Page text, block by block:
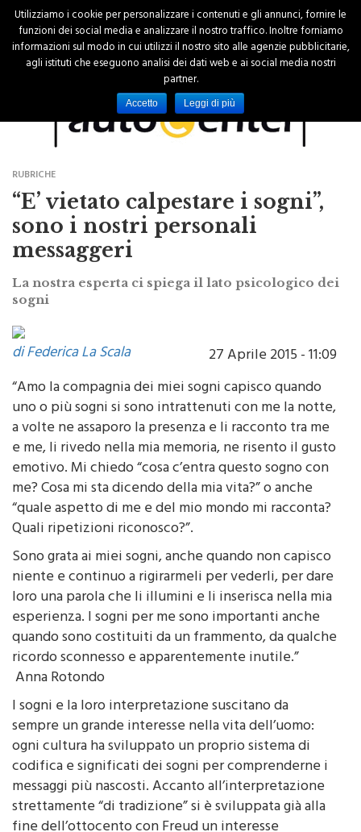
RUBRICHE
“E’ vietato calpestare i sogni”,
sono i nostri personali
messaggeri
La nostra esperta ci spiega il lato psicologico dei
di Federica La Scala
27 Aprile 2015 - 11:09
“Amo la compagnia dei miei sogni capisco quando
uno o più sogni si sono intrattenuti con me la notte,
a volte ne assaporo la presenza e li racconto tra me
e me, li rivedo nella mia memoria, ne risento il gusto
emotivo. Mi chiedo “cosa c’entra questo sogno con
me? Cosa mi sta dicendo della mia vita?” o anche
“quale aspetto di me e del mio mondo mi racconta?
Quali ripetizioni riconosco?”.
Sono grata ai miei sogni, anche quando non capisco
niente e continuo a rigirarmeli per vederli, per dare
loro una parola che li illumini e li inserisca nella mia
esperienza. I sogni per me sono importanti anche
quando sono costituiti da un frammento, da qualche
ricordo sconnesso e apparentemente inutile.”
Anna Rotondo
I sogni e la loro interpretazione suscitano da
sempre un grande interesse nella vita dell’uomo:
ogni cultura ha sviluppato un proprio sistema di
codifica e significati dei sogni per comprenderne i
messaggi più nascosti. Accanto all’interpretazione
Utilizziamo i cookie per personalizzare i contenuti e gli annunci, fornire le
funzioni dei social media e analizzare il nostro traffico. Inoltre forniamo
informazioni sul modo in cui utilizzi il nostro sito alle agenzie pubblicitarie,
agli istituti che eseguono analisi dei dati web e ai social media nostri
partner.
Accetto Leggi di più